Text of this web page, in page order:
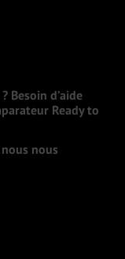
Besoin d’aide
Ready to
nous